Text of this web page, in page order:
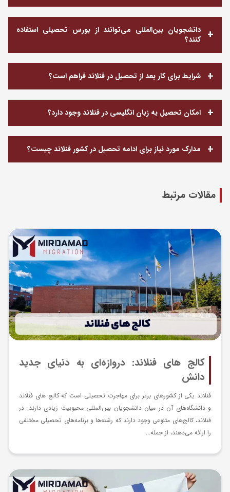
دانشجویان بین‌المللی می‌توانند از بورس تحصیلی استفاده
کنند؟
شرایط برای کار بعد از تحصیل در فنلاند فراهم است؟
امکان تحصیل به زبان انگلیسی در فنلاند وجود دارد؟
مدارک مورد نیاز برای ادامه تحصیل در کشور فنلاند چیست؟
مقالات مرتبط
کالج‌ های فنلاند: دروازه‌ای به دنیای جدید
دانش
فنلاند یکی از کشور‌های برتر برای مهاجرت تحصیلی است که کالج‌ های فنلاند
و دانشگاه‌های آن در میان دانشجویان بین‌المللی محبوبیت زیادی دارند. در
فنلاند، کالج‌های متنوعی وجود دارند که رشته‌ها و برنامه‌های تحصیلی مختلفی
را ارائه می‌دهند، از جمله...